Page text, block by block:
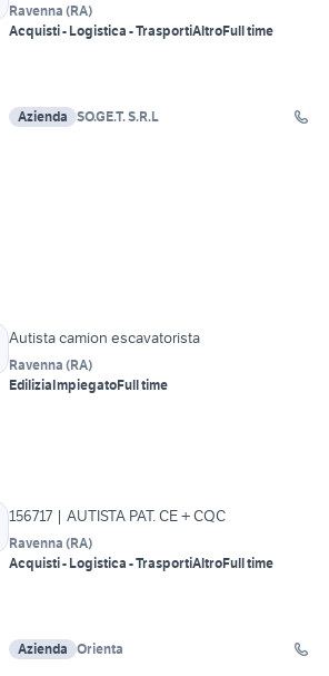
Ravenna (RA)
Acquisti - Logistica - TrasportiAltroFull time
Azienda SO.GE.T. S.R.L
Autista camion escavatorista
Ravenna (RA)
EdiliziaImpiegatoFull time
156717 | AUTISTA PAT. CE + CQC
Ravenna (RA)
Acquisti - Logistica - TrasportiAltroFull time
Azienda Orienta